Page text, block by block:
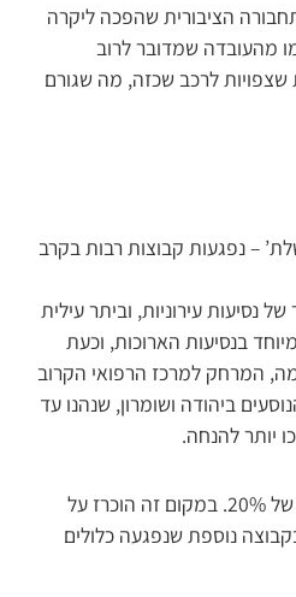
הציבורית שהפכה ליקרה
מהעובדה שמדובר לרוב
המכניות הרבות שצפויות לרכב שכזה, מה שגורם
– נפגעות קבוצות רבות בקרב
נסיעות עירוניות, וביתר עילית
בנסיעות הארוכות, וכעת
המרחק למרכז הרפואי הקרוב
ביהודה ושומרון, שנהנו עד
יותר להנחה.
הקבוצה הרביעית היא של נוסעים שנהנו מההסדר של ‘ערך צבור’, שהביא להנחה קבועה של 20%. במקום זה הוכרז על
נוספת שנפגעה כלולים